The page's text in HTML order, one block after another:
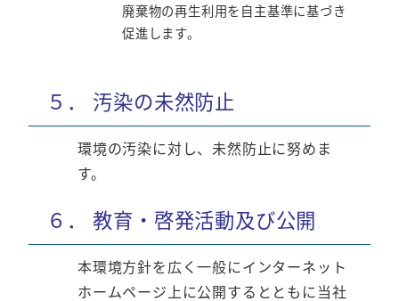
廃棄物の再生利用を自主基準に基づき
促進します。
５． 汚染の未然防止
環境の汚染に対し、未然防止に努めま
す。
６． 教育・啓発活動及び公開
本環境方針を広く一般にインターネット
ホームページ上に公開するとともに当社